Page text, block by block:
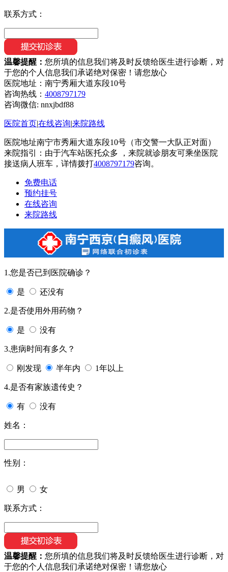
联系方式：
温馨提醒： 您所填的信息我们将及时反馈给医生进行诊断，对
于您的个人信息我们承诺绝对保密！请您放心
医院地址：南宁秀厢大道东段10号
咨询热线： 4008797179
咨询微信: nnxjbdf88
医院首页|在线咨询|来院路线
医院地址南宁市秀厢大道东段10号（市交警一大队正对面）
来院指引：由于汽车站医托众多 ，来院就诊朋友可乘坐医院
接送病人班车，详情拨打4008797179咨询。
免费电话
预约挂号
在线咨询
来院路线
1.您是否已到医院确诊？
是 还没有
2.是否使用外用药物？
是 没有
3.患病时间有多久？
刚发现 半年内 1年以上
4.是否有家族遗传史？
有 没有
姓名：
性别：
男 女
联系方式：
温馨提醒： 您所填的信息我们将及时反馈给医生进行诊断，对
于您的个人信息我们承诺绝对保密！请您放心